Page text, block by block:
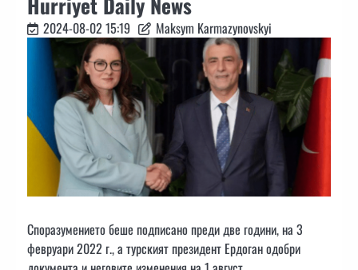
2024-08-02 15:19 Maksym Karmazynovskyi
Споразумението беше подписано преди две години, на 3
февруари 2022 г., а турският президент Ердоган одобри